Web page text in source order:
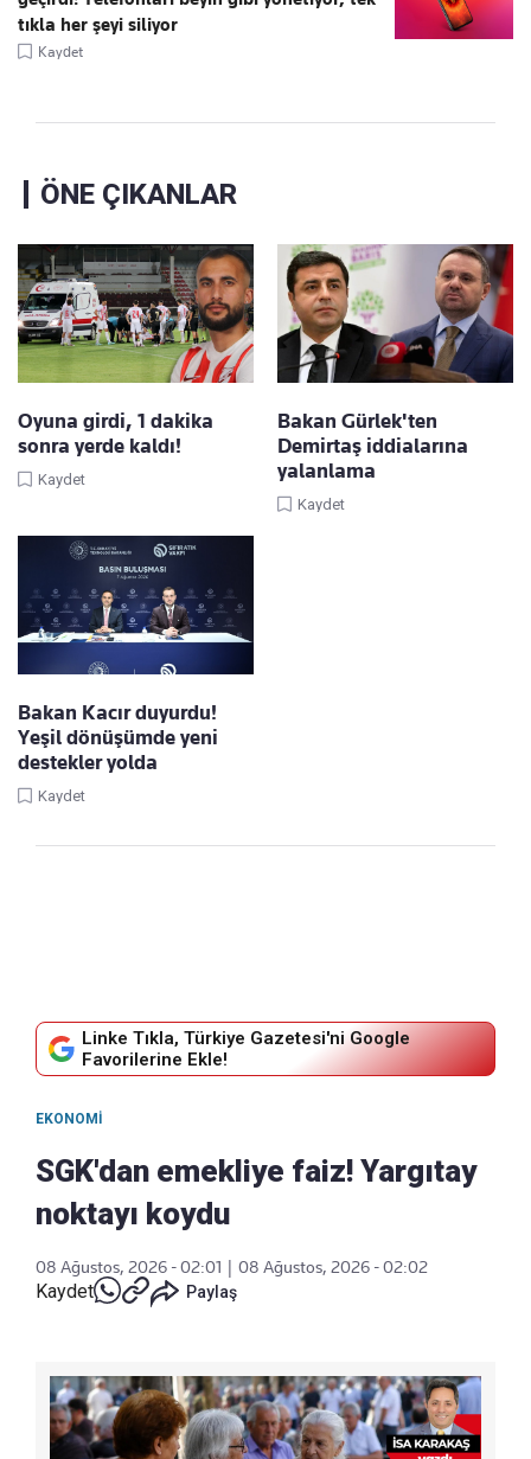
tıkla her şeyi siliyor
Kaydet
ÖNE ÇIKANLAR
Oyuna girdi, 1 dakika
sonra yerde kaldı!
Kaydet
Bakan Gürlek'ten
Demirtaş iddialarına
yalanlama
Kaydet
Bakan Kacır duyurdu!
Yeşil dönüşümde yeni
destekler yolda
Kaydet
Linke Tıkla, Türkiye Gazetesi'ni Google
Favorilerine Ekle!
EKONOMI
SGK'dan emekliye faiz! Yargıtay
noktayı koydu
08 Ağustos, 2026 - 02:01 08 Ağustos, 2026 - 02:02
Kaydet Paylaş